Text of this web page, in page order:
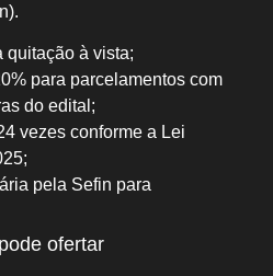
quitação à vista;
para parcelamentos com
do edital;
vezes conforme a Lei
pela Sefin para
ofertar